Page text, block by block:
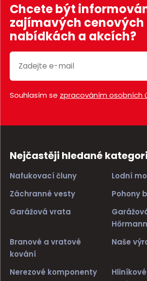
Chcete být
zajímavých cenových
nabídkách a akcích?
Souhlasím se zpracováním osobních
Nejčastěji hledané
Nafukovací čluny
Lodní
Záchranné vesty
Pohony
Garážová vrata
Hörmann
Branové a vratové
kování
Naše
Nerezové komponenty